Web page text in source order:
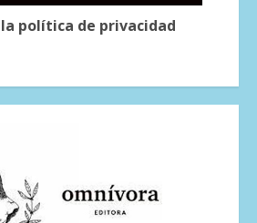
política de privacidad